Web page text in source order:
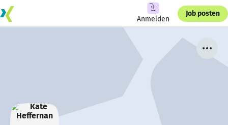
Anmelden
Job posten